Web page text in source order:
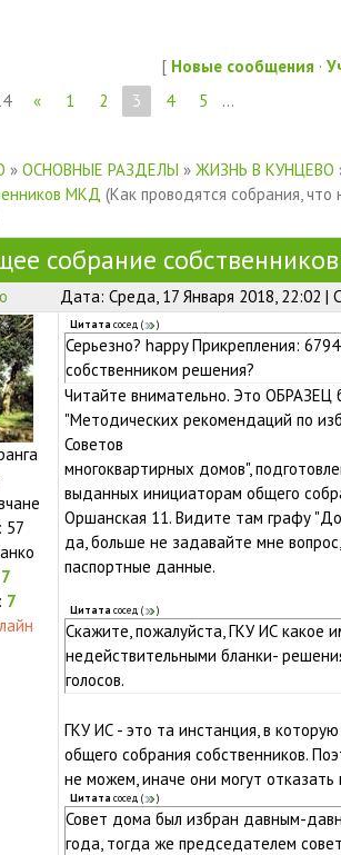
[ Новые сообщения ·
« 1 2 3 4 5
…
» ОСНОВНЫЕ РАЗДЕЛЫ » ЖИЗНЬ В КУНЦЕВО
МКД (Как проводятся собрания, что
собрание
Дата: Среда, 17 Января 2018, 22:02 |
57
7
7
Цитата сосед ( )
Серьезно? happy Прикрепления:
собственником решения?
Читайте внимательно. Это ОБРАЗЕЦ
"Методических рекомендаций по
Советов
многоквартирных домов",
выданных инициаторам общего
Оршанская 11. Видите там графу
да, больше не задавайте мне
паспортные данные.
Цитата сосед ( )
Скажите, пожалуйста, ГКУ ИС какое
недействительными бланки-
голосов.
ГКУ ИС - это та инстанция, в
общего собрания собственников.
не можем, иначе они могут
Цитата сосед ( )
Совет дома был избран давным-
года, тогда же председателем